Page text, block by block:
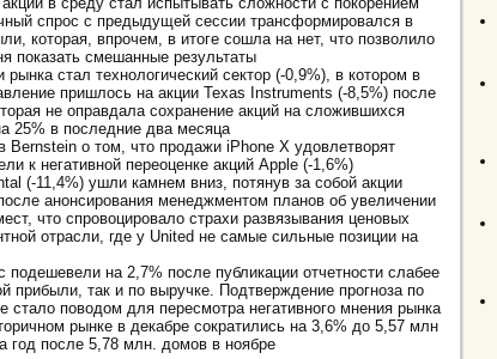
спрос с предыдущей сессии трансформировался в
которая, впрочем, в итоге сошла на нет, что позволило
показать смешанные результаты
рынка стал технологический сектор (-0,9%), в котором в
пришлось на акции Texas Instruments (-8,5%) после
не оправдала сохранение акций на сложившихся
25% в последние два месяца
Bernstein о том, что продажи iPhone X удовлетворят
к негативной переоценке акций Apple (-1,6%)
(-11,4%) ушли камнем вниз, потянув за собой акции
анонсирования менеджментом планов об увеличении
что спровоцировало страхи развязывания ценовых
отрасли, где у United не самые сильные позиции на
подешевели на 2,7% после публикации отчетности слабее
прибыли, так и по выручке. Подтверждение прогноза по
стало поводом для пересмотра негативного мнения рынка
рынке в декабре сократились на 3,6% до 5,57 млн
год после 5,78 млн. домов в ноябре